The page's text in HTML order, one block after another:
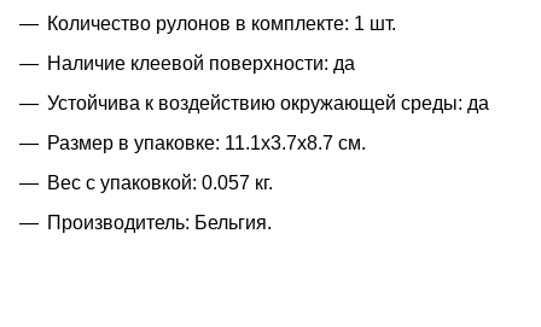
Количество рулонов в комплекте: 1 шт.
Наличие клеевой поверхности: да
Устойчива к воздействию окружающей среды: да
Размер в упаковке: 11.1x3.7x8.7 см.
Вес с упаковкой: 0.057 кг.
Производитель: Бельгия.